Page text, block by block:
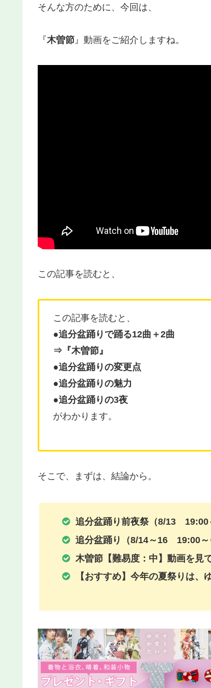
そんな方のために、今回は、
『木曽節』動画をご紹介しますね。
この記事を読むと、
この記事を読むと、
●追分盆踊りで踊る12曲＋2曲
⇒『木曽節』
●追分盆踊りの変更点
●追分盆踊りの魅力
●追分盆踊りの3夜
がわかります。
そこで、まずは、結論から。
追分盆踊り前夜祭（8/13 19:00
追分盆踊り（8/14～16 19:00～
木曽節【難易度：中】動画を見
【おすすめ】今年の夏祭りは、